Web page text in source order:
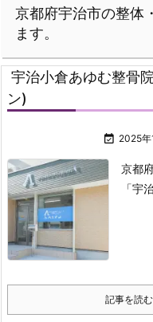
京都府宇治市の整体
ます。
宇治小倉あゆむ整骨
ン)
 2025年
京都
「宇
記事を読む